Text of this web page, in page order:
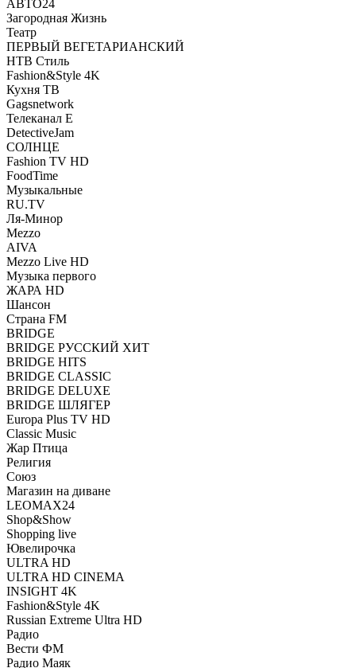
АВТО24
Загородная Жизнь
Театр
ПЕРВЫЙ ВЕГЕТАРИАНСКИЙ
НТВ Стиль
Fashion&Style 4K
Кухня ТВ
Gagsnetwork
Телеканал Е
DetectiveJam
СОЛНЦЕ
Fashion TV HD
FoodTime
Музыкальные
RU.TV
Ля-Минор
Mezzo
AIVA
Mezzo Live HD
Музыка первого
ЖАРА HD
Шансон
Страна FM
BRIDGE
BRIDGE РУССКИЙ ХИТ
BRIDGE HITS
BRIDGE CLASSIC
BRIDGE DELUXE
BRIDGE ШЛЯГЕР
Europa Plus TV HD
Classic Music
Жар Птица
Религия
Союз
Магазин на диване
LEOMAX24
Shop&Show
Shopping live
Ювелирочка
ULTRA HD
ULTRA HD CINEMA
INSIGHT 4K
Fashion&Style 4K
Russian Extreme Ultra HD
Радио
Вести ФМ
Радио Маяк